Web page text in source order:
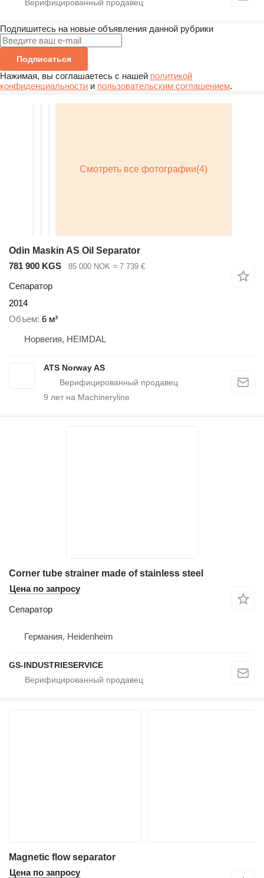
Подпишитесь на новые объявления данной рубрики
Подписаться
Нажимая, вы соглашаетесь с нашей политикой
конфиденциальности и пользовательским соглашением.
Odin Maskin AS Oil Separator
781 900 KGS
85 000 NOK ≈ 7 739 €
Сепаратор
2014
Объем 6 м³
Норвегия, HEIMDAL
ATS Norway AS
9 лет на Machineryline
Corner tube strainer made of stainless steel
Цена по запросу
Сепаратор
Германия, Heidenheim
GS-INDUSTRIESERVICE
Magnetic flow separator
Цена по запросу